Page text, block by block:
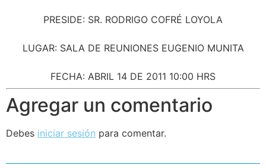
PRESIDE: SR. RODRIGO COFRÉ LOYOLA
LUGAR: SALA DE REUNIONES EUGENIO MUNITA
FECHA: ABRIL 14 DE 2011 10:00 HRS
Agregar un comentario
Debes iniciar sesión para comentar.